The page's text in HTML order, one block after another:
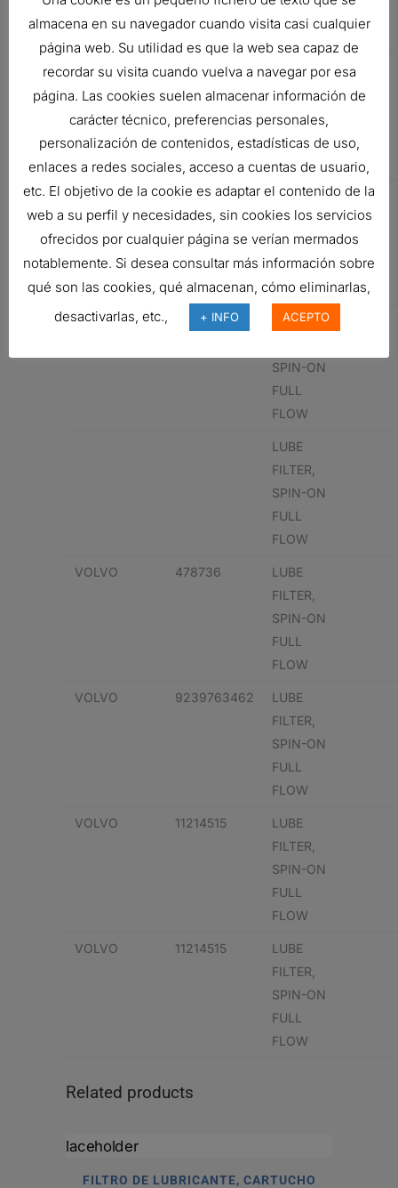
RENAULT VI 5001846641
LUBE
FILTER,
SPIN-ON
FULL
FLOW
RENAULT VI 5001846641
LUBE
FILTER,
SPIN-ON
FULL
FLOW
LUBE
SPIN-ON
FULL
FLOW
LUBE
FILTER,
SPIN-ON
FULL
FLOW
VOLVO 478736
LUBE
FILTER,
SPIN-ON
FULL
FLOW
VOLVO 9239763462
LUBE
FILTER,
SPIN-ON
FULL
FLOW
VOLVO 11214515
LUBE
FILTER,
SPIN-ON
FULL
FLOW
VOLVO 11214515
LUBE
FILTER,
SPIN-ON
FULL
FLOW
Related products
FILTRO DE LUBRICANTE, CARTUCHO
almacena en su navegador cuando visita casi cualquier
página web. Su utilidad es que la web sea capaz de
recordar su visita cuando vuelva a navegar por esa
página. Las cookies suelen almacenar información de
carácter técnico, preferencias personales,
personalización de contenidos, estadísticas de uso,
enlaces a redes sociales, acceso a cuentas de usuario,
etc. El objetivo de la cookie es adaptar el contenido de la
web a su perfil y necesidades, sin cookies los servicios
ofrecidos por cualquier página se verían mermados
notablemente. Si desea consultar más información sobre
qué son las cookies, qué almacenan, cómo eliminarlas,
desactivarlas, etc.,
+ INFO ACEPTO